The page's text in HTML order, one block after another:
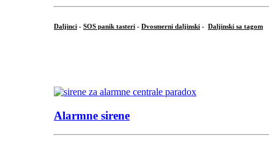
Daljinci - SOS panik tasteri - Dvosmerni daljinski - Daljinski sa tagom
Alarmne sirene